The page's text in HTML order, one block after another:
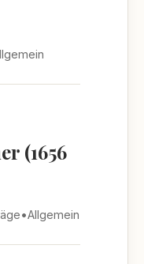
(1656
•Allgemein